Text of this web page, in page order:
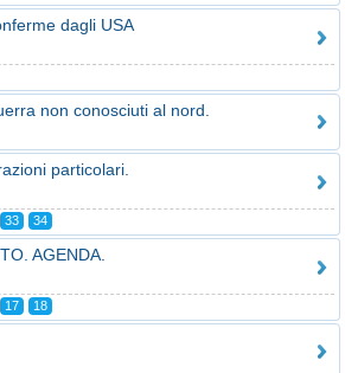
dagli USA
non conosciuti al nord.
particolari.
33 34
AGENDA.
17 18